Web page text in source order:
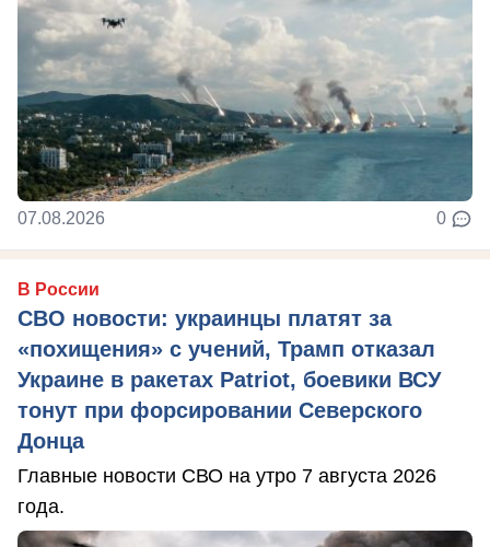
07.08.2026 0
В России
СВО новости: украинцы платят за
«похищения» с учений, Трамп отказал
Украине в ракетах Patriot, боевики ВСУ
тонут при форсировании Северского
Донца
Главные новости СВО на утро 7 августа 2026
года.